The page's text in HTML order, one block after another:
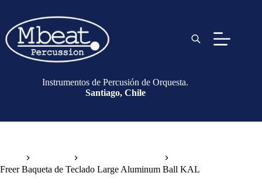
Instrumentos de Percusión de Orquesta.
Santiago, Chile
Freer Baqueta de Teclado Large Aluminum Ball KAL